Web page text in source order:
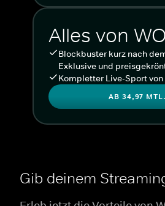
Alles von
Blockbuster kurz nach
Exklusive und
Kompletter Live-Sport von
AB 34,97 MTL.
Gib deinem